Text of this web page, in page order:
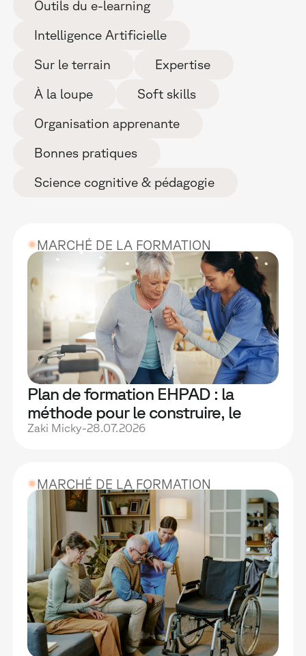
Outils du e-learning
Intelligence Artificielle
Sur le terrain
Expertise
À la loupe
Soft skills
Organisation apprenante
Bonnes pratiques
Science cognitive & pédagogie
MARCHÉ DE LA FORMATION
Plan de formation EHPAD : la
méthode pour le construire, le
financer et le rendre vraiment utile
Zaki Micky-28.07.2026
MARCHÉ DE LA FORMATION